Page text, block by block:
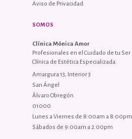
Aviso de Privacidad
SOMOS
Clínica Mónica Amor
Profesionales en el Cuidado de tu Ser
Clínica de Estética Especializada
Amargura 13, Interior 3
San Ángel
Álvaro Obregón
01000
Lunes a Viernes de 8:00am a 8:00pm
Sábados de 9:00am a 2:00pm